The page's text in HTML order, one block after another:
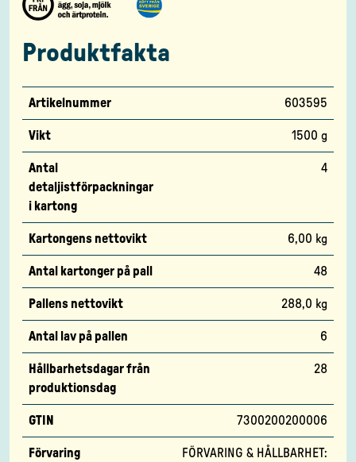
Produktfakta
Artikelnummer 603595
Vikt 1500 g
Antal
detaljistförpackningar
i kartong
4
Kartongens nettovikt 6,00 kg
Antal kartonger på pall 48
Pallens nettovikt 288,0 kg
Antal lav på pallen 6
Hållbarhetsdagar från
produktionsdag
28
GTIN 7300200200006
Förvaring
FÖRVARING & HÅLLBARHET: